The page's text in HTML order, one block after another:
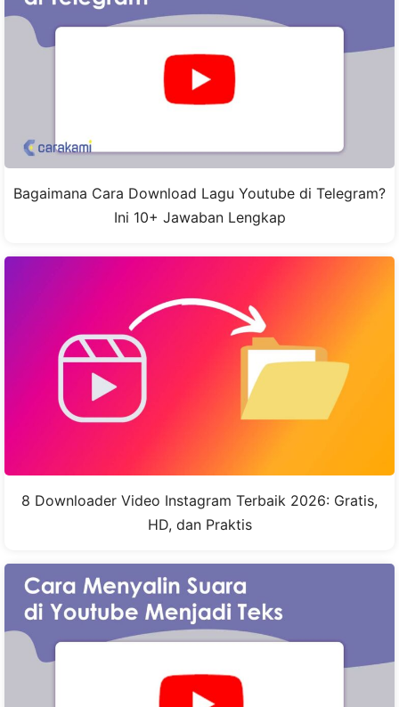
Bagaimana Cara Download Lagu Youtube di Telegram?
Ini 10+ Jawaban Lengkap
8 Downloader Video Instagram Terbaik 2026: Gratis,
HD, dan Praktis